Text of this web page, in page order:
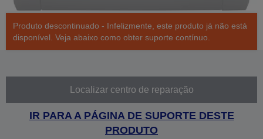
Produto descontinuado - Infelizmente, este produto já não está
disponível. Veja abaixo como obter suporte contínuo.
Localizar centro de reparação
IR PARA A PÁGINA DE SUPORTE DESTE
PRODUTO